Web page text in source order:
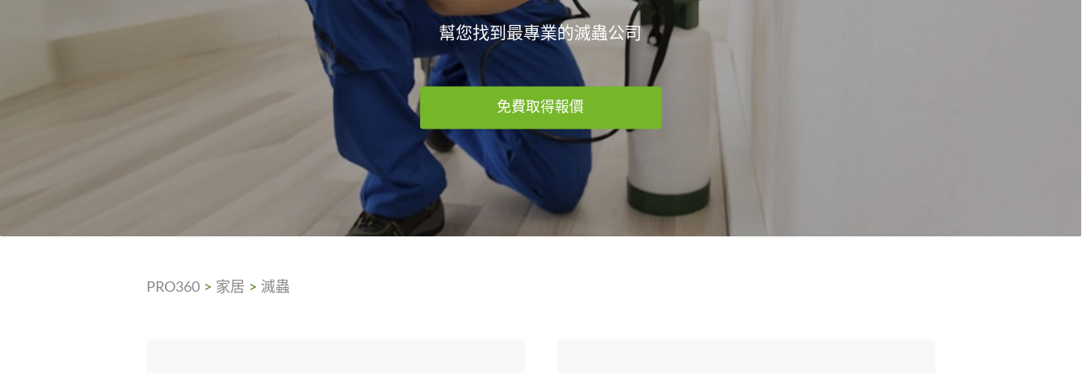
幫您找到最專業的滅蟲公司
免費取得報價
PRO360> 家居 > 滅蟲